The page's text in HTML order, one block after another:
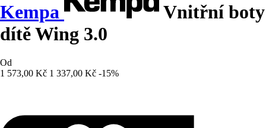
Kempa
Vnitřní boty
dítě Wing 3.0
Od
1 573,00 Kč 1 337,00 Kč -15%